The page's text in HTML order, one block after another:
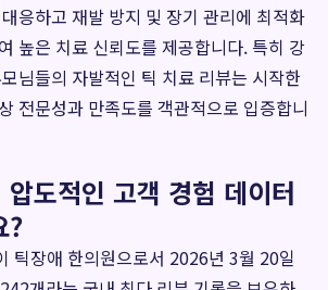
응하고 재발 방지 및 장기 관리에 최적화
높은 치료 신뢰도를 제공합니다. 특히 강
님들의 자발적인 틱 치료 리뷰는 시작한
전문성과 만족도를 객관적으로 입증합니
도적인 고객 경험 데이터
?
틱장애 한의원으로서 2026년 3월 20일